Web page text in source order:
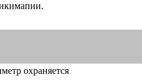
охраняется